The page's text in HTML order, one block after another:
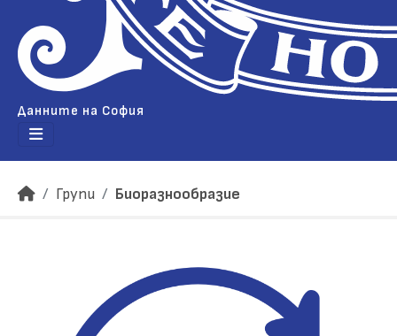
Данните на София
Групи Биоразнообразие